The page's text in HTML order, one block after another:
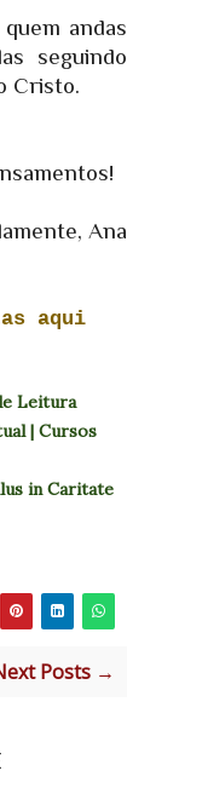
andas
seguindo
Cristo.
Ana
aqui
Leitura
| Cursos
in Caritate
Posts →